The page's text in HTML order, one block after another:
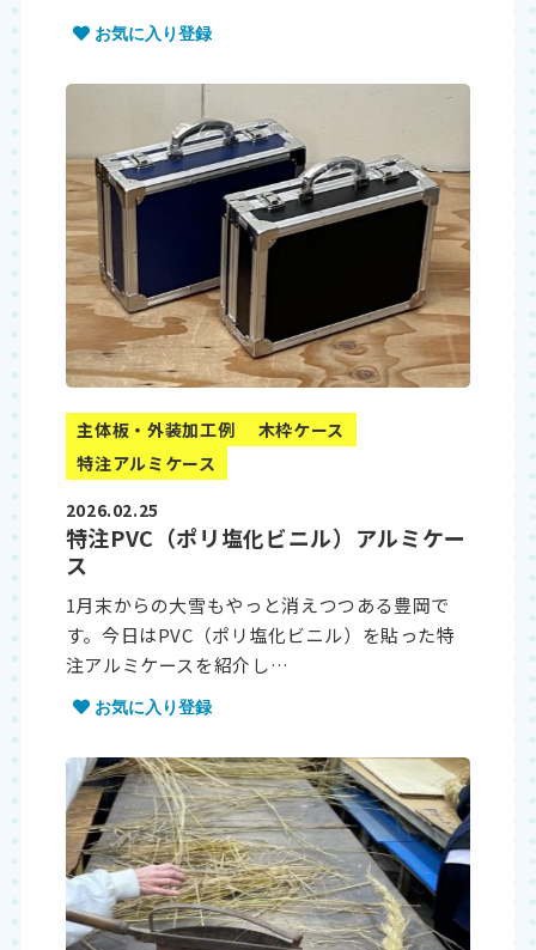
お気に入り登録
主体板・外装加工例
木枠ケース
特注アルミケース
2026.02.25
特注PVC（ポリ塩化ビニル）アルミケー
ス
1月末からの大雪もやっと消えつつある豊岡で
す。今日はPVC（ポリ塩化ビニル）を貼った特
注アルミケースを紹介し…
お気に入り登録